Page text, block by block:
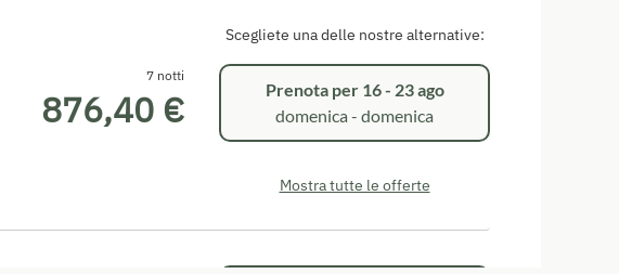
Scegliete una delle nostre alternative:
7 notti
876,40 € Prenota per 16 - 23 ago
domenica - domenica
Mostra tutte le offerte